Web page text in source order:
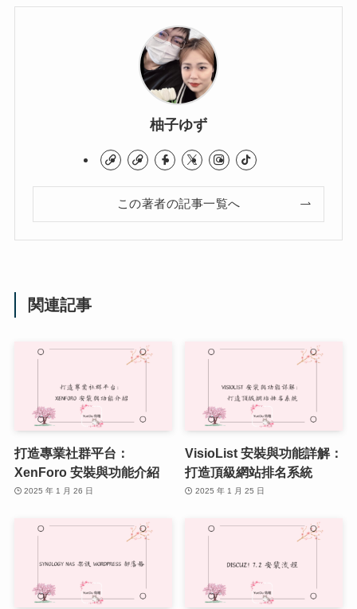
柚子ゆず
この著者の記事一覧へ
関連記事
打造專業社群平台：
XenForo 安裝與功能介紹
2025 年 1 月 26 日
VisioList 安裝與功能詳解：
打造頂級網站排名系統
2025 年 1 月 25 日